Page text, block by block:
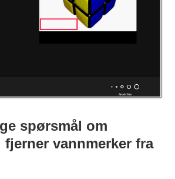
spørsmål om
vannmerker fra